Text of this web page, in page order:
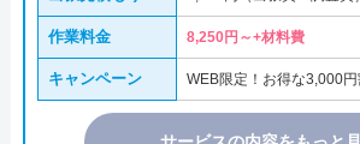
作業料金 8,250円～+材料費
キャンペーン WEB限定！お得な3,000円